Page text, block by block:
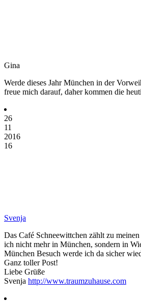
Gina
Werde dieses Jahr München in der
freue mich darauf, daher kommen die
26
11
2016
16
Svenja
Das Café Schneewittchen zählt zu
ich nicht mehr in München, sondern in
München Besuch werde ich da sicher
Ganz toller Post!
Liebe Grüße
Svenja http://www.traumzuhause.com